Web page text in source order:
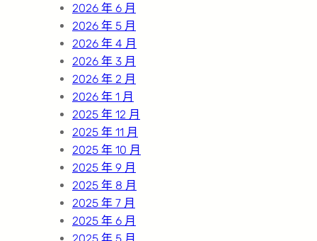
2026 年 6 月
2026 年 5 月
2026 年 4 月
2026 年 3 月
2026 年 2 月
2026 年 1 月
2025 年 12 月
2025 年 11 月
2025 年 10 月
2025 年 9 月
2025 年 8 月
2025 年 7 月
2025 年 6 月